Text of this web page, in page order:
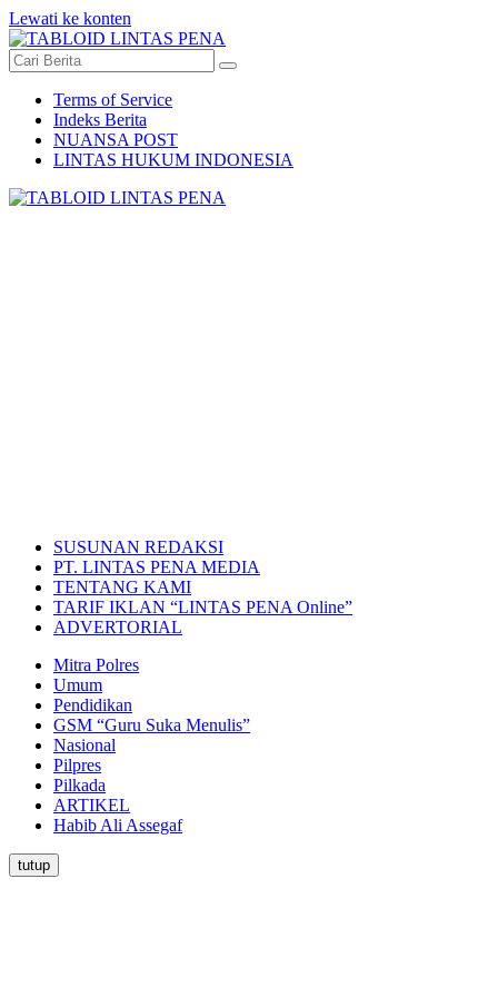
Lewati ke konten
Terms of Service
Indeks Berita
NUANSA POST
LINTAS HUKUM INDONESIA
SUSUNAN REDAKSI
PT. LINTAS PENA MEDIA
TENTANG KAMI
TARIF IKLAN “LINTAS PENA Online”
ADVERTORIAL
Mitra Polres
Umum
Pendidikan
GSM “Guru Suka Menulis”
Nasional
Pilpres
Pilkada
ARTIKEL
Habib Ali Assegaf
tutup